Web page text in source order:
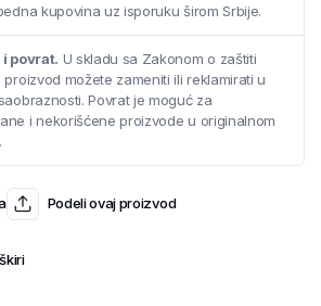
kupovina uz isporuku širom Srbije.
povrat. U skladu sa Zakonom o zaštiti
možete zameniti ili reklamirati u
Povrat je moguć za
i nekorišćene proizvode u originalnom
Podeli ovaj proizvod